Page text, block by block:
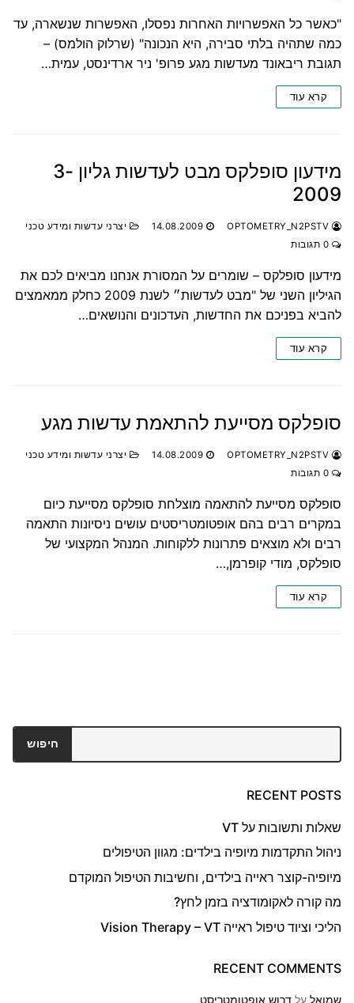
"כאשר כל האפשרויות האחרות נפסלו, האפשרות שנשארה, עד
כמה שתהיה בלתי סבירה, היא הנכונה" (שרלוק הולמס) –
תגובת ריבאונד מעדשות מגע פרופ' ניר ארדינסט, עמית…
קרא עוד
מידעון סופלקס מבט לעדשות גליון 3-
2009
14.08.2009
יצרני עדשות ומידע טכני
מידעון סופלקס – שומרים על המסורת אנחנו מביאים לכם את
הגיליון השני של "מבט לעדשות״ לשנת 2009 כחלק ממאמצים
להביא בפניכם את החדשות, העדכונים והנושאים…
קרא עוד
סופלקס מסייעת להתאמת עדשות מגע
14.08.2009
יצרני עדשות ומידע טכני
סופלקס מסייעת להתאמה מוצלחת סופלקס מסייעת כיום
במקרים רבים בהם אופטומטריסטים עושים ניסיונות התאמה
רבים ולא מוצאים פתרונות ללקוחות. המנהל המקצועי של
סופלקס, מודי קופרמן,…
קרא עוד
חיפוש
RECENT POSTS
שאלות ותשובות על VT
ניהול התקדמות מיופיה בילדים: מגוון הטיפולים
מיופיה-קוצר ראייה בילדים, וחשיבות הטיפול המוקדם
מה קורה לאקומודציה בזמן לחץ?
הליכי וציוד טיפול ראייה Vision Therapy – VT
RECENT COMMENTS
שמואל על דרוש אופטומטריסט